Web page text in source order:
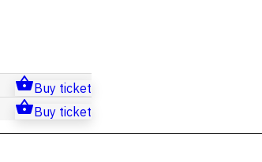
Buy ticket
Buy ticket